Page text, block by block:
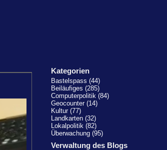
Kategorien
Bastelspass (44)
Beiläufiges (285)
Computerpolitik (84)
Geocounter (14)
Kultur (77)
Landkarten (32)
Lokalpolitik (82)
Überwachung (95)
Verwaltung des Blogs